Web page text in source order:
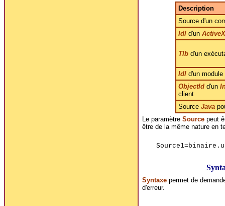
Description
Source d'un
Idl d'un ActiveX
Tlb d'un
Idl d'un module
ObjectId d'un
client
Source Java
Le paramètre Sourcepeut
être de la même nature en
Syntaxepermet de
d'erreur.